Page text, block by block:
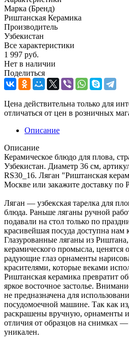
Марка (Бренд)
Риштанская Керамика
Производитель
Узбекистан
Все характеристики
1 997 руб.
Нет в наличии
Поделиться
Цена действительна только для
отличаться от цен в розничных
Описание
Описание
Керамическое блюдо для плова,
Узбекистан. Диаметр 36 см,
RS30_16. Ляган "Риштанская
Москве или закажите доставку по
Ляган — узбекская тарелка для
блюда. Раньше ляганы ручной
подавали на стол только по
красивейшая посуда доступна нам
Глазурованные ляганы из
керамического промысла, ценятся
радующие глаз орнаменты
красителями, которые веками
Риштанская керамика превратит
яркое восточное застолье.
не предназначена для
посудомоечной машине. Так как
раскрашены вручную, орнаменты
отличия от образцов на снимках
уникален.